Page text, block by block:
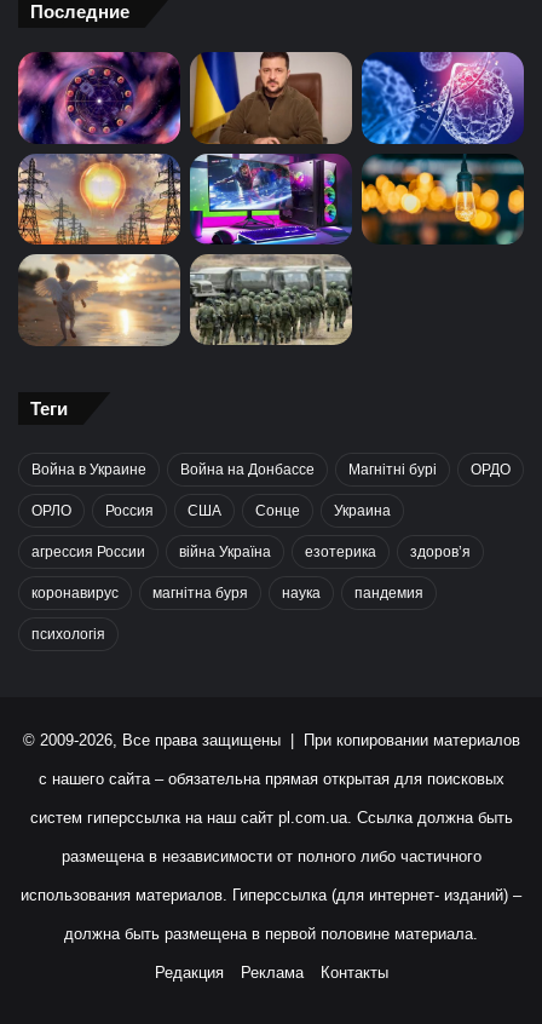
Последние
Теги
Война в Украине Война на Донбассе Магнітні бурі ОРДО
ОРЛО Россия США Сонце Украина
агрессия России війна Україна езотерика здоров’я
коронавирус магнітна буря наука пандемия
психологія
© 2009-2026, Все права защищены | При копировании материалов
с нашего сайта – обязательна прямая открытая для поисковых
систем гиперссылка на наш сайт pl.com.ua. Ссылка должна быть
размещена в независимости от полного либо частичного
использования материалов. Гиперссылка (для интернет- изданий) –
должна быть размещена в первой половине материала.
Редакция Реклама Контакты